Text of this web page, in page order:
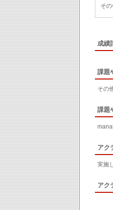
そ
成績
課題
その
課題
アク
実施
アク